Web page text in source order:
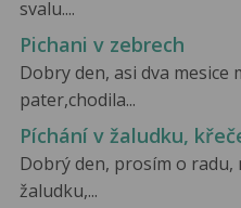
svalu....
Pichani v zebrech
Dobry den, asi dva
pater,chodila...
Píchání v žaludku,
Dobrý den, prosím o
žaludku,...